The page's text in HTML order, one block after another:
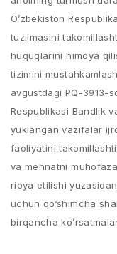
O’zbekiston
tuzilmasini
huquqlarini himoya
tizimini
avgustdagi PQ-3913-
Respublikasi Bandlik
yuklangan vazifalar
faoliyatini
va mehnatni
rioya etilishi
uchun qo‘shimcha
birqancha